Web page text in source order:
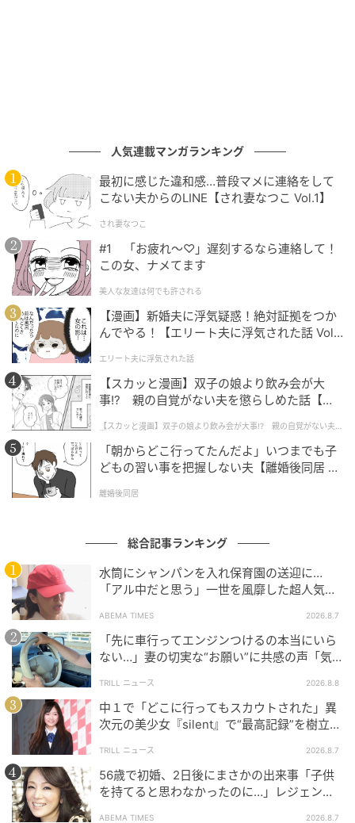
います。桐原春子さんはスイートバジルをトマトソー
スや煮込み料理に使ったり、赤紫色のダークオパール
バジルをビネガーに漬けたりと、美しい色合いと味を
楽しんでいます。
「バジル、塩、オリーブ油、にんにく、パルメザンチ
ーズ、松の実をすりつぶしたバジルソース（ジェノベ
ーゼ）はパスタや肉料理のソースとして有名。トマト
との相性が抜群で、新鮮なバジルとトマトに塩、こし
ょう、オリーブ油をかけただけのシンプルな食べ方も
元気が出ます」
ゆうゆうtime
葉を収穫しながら枝数を増やす
ドライバジルも利用できますが、苗を簡単に入手でき
るので自分で育ててフレッシュな味を満喫するのがお
すすめ。
人気連載マンガランキング
最初に感じた違和感…普段マメに連絡をして
こない夫からのLINE【され妻なつこ Vol.1】
され妻なつこ
#1 「お疲れ〜♡」遅刻するなら連絡して！
この女、ナメてます
美人な友達は何でも許される
【漫画】新婚夫に浮気疑惑！絶対証拠をつか
んでやる！【エリート夫に浮気された話 Vol.
エリート夫に浮気された話
【スカッと漫画】双子の娘より飲み会が大
事!? 親の自覚がない夫を懲らしめた話【第1
【スカッと漫画】双子の娘より飲み会が大事!? 親の自覚がない夫を
懲らしめた話
「朝からどこ行ってたんだよ」いつまでも子
どもの習い事を把握しない夫【離婚後同居 Vo
離婚後同居
総合記事ランキング
水筒にシャンパンを入れ保育園の送迎に…
「アル中だと思う」一世を風靡した超人気タ
ABEMA TIMES 2026.8.7
「先に車行ってエンジンつけるの本当にいら
ない…」妻の切実な“お願い”に共感の声「気
TRILL ニュース 2026.8.8
中１で「どこに行ってもスカウトされた」異
次元の美少女『silent』で“最高記録”を樹立し
TRILL ニュース 2026.8.7
56歳で初婚、2日後にまさかの出来事「子供
を持てると思わなかったのに…」レジェンド
ABEMA TIMES 2026.8.7